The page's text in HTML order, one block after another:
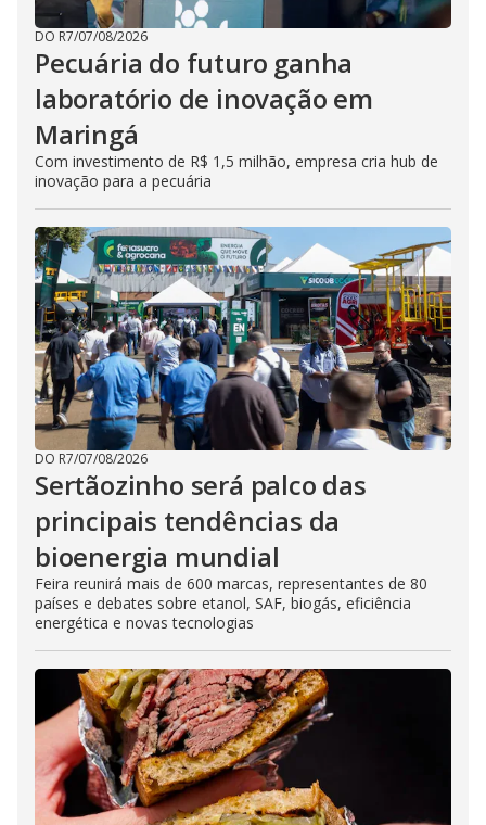
DO R7/07/08/2026
Pecuária do futuro ganha
laboratório de inovação em
Maringá
Com investimento de R$ 1,5 milhão, empresa cria hub de
inovação para a pecuária
DO R7/07/08/2026
Sertãozinho será palco das
principais tendências da
bioenergia mundial
Feira reunirá mais de 600 marcas, representantes de 80
países e debates sobre etanol, SAF, biogás, eficiência
energética e novas tecnologias